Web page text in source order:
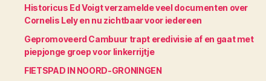
Historicus Ed Voigt verzamelde veel documenten over
Cornelis Lely en nu zichtbaar voor iedereen
Gepromoveerd Cambuur trapt eredivisie af en gaat met
piepjonge groep voor linkerrijtje
FIETSPAD IN NOORD-GRONINGEN